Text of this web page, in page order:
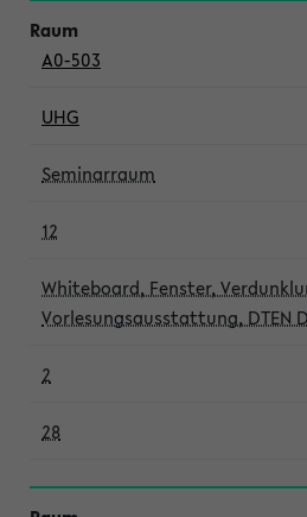
A0-503
UHG
Seminarraum
12
Whiteboard, Fenster,
Vorlesungsausstattung, DTEN
2
28